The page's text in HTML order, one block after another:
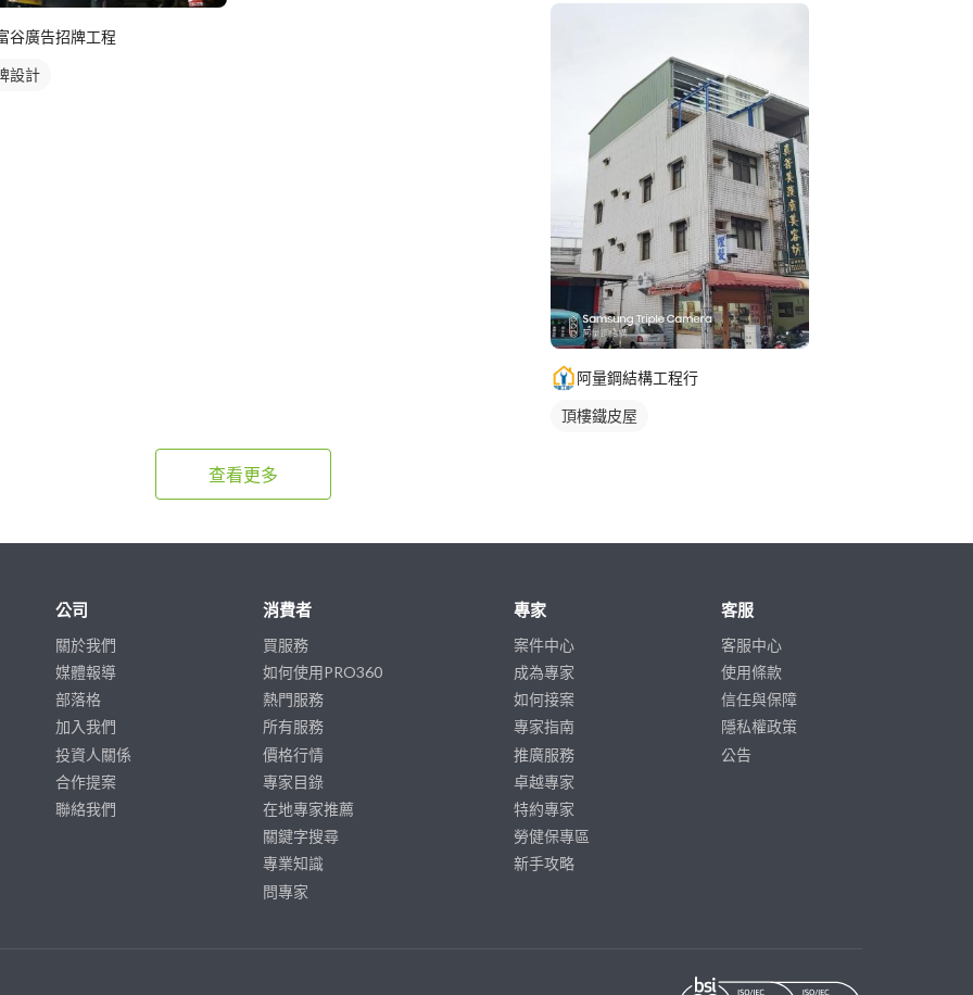
谷廣告招牌工程
設計
阿量鋼結構工程行
頂樓鐵皮屋
查看更多
公司
關於我們
媒體報導
部落格
加入我們
投資人關係
合作提案
聯絡我們
消費者
買服務
如何使用PRO360
熱門服務
所有服務
價格行情
專家目錄
在地專家推薦
關鍵字搜尋
專業知識
問專家
專家
案件中心
成為專家
如何接案
專家指南
推廣服務
卓越專家
特約專家
勞健保專區
新手攻略
客服
客服中心
使用條款
信任與保障
隱私權政策
公告